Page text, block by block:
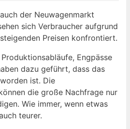
der Neuwagenmarkt
sich Verbraucher aufgrund
Preisen konfrontiert.
Engpässe
dazu geführt, dass das
ist. Die
die große Nachfrage nur
Wie immer, wenn etwas
teurer.